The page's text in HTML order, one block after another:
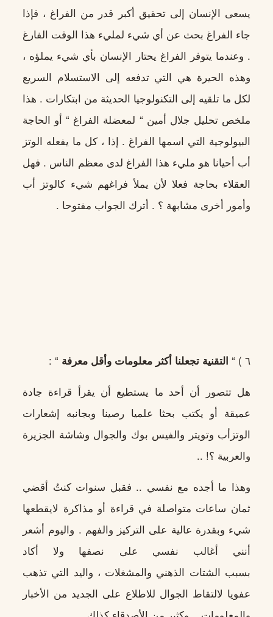
يسعى الإنسان إلى تحقيق أكبر قدر من الفراغ ، فإذا
جاء الفراغ بحث عن أي شيء لمليء هذا الوقت الفارغ
. وعندما يتوفر الفراغ يحتار الإنسان بأي شيء يملؤه ،
وهذه الحيرة هي التي تدفعه إلى الاستسلام السريع
لكل ما تلقيه إلى التكنولوجيا الحديثة من ابتكارات . هذا
ملخص تحليل جلال أمين “ لمعضلة الفراغ “ أو الحاجة
البيولوجية التي اسمها الفراغ . إذا ، كل ما يفعله الوتز
أب أحيانا هو مليء هذا الفراغ لدى معظم الناس . فهل
العقلاء بحاجة فعلا لأن يملأ فراغهم شيء كالوتز أب
وأمور أخرى مشابهة ؟ . أترك الجواب مفتوحا .
٦ ) “ التقنية تجعلنا أكثر معلومات وأقل معرفة “ :
هل تتصور أن أحد ما يستطيع أن يقرأ قراءة جادة
عميقة أو يكتب بحثا علميا رصينا وبجانبه إشعارات
الوتزأب وتويتر والفيس بوك والجوال وشاشة الجزيرة
والعربية ؟! ..
وهذا ما أجده مع نفسي .. فقبل سنوات كنتُ أقضي
ثمان ساعات متواصلة في قراءة أو مذاكرة لايقطعها
شيء وبقدرة عالية على التركيز والفهم . واليوم أشعر
أنني أغالب نفسي على نصفها ولا أكاد
بسبب الشتات الذهني والمشغلات ، واليد التي تذهب
عفويا لالتقاط الجوال للاطلاع على الجديد من الأخبار